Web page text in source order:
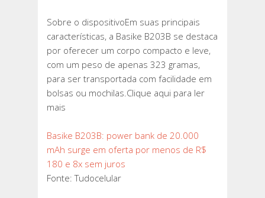
Sobre o dispositivoEm suas principais
características, a Basike B203B se destaca
por oferecer um corpo compacto e leve,
com um peso de apenas 323 gramas,
para ser transportada com facilidade em
bolsas ou mochilas.Clique aqui para ler
mais
Basike B203B: power bank de 20.000
mAh surge em oferta por menos de R$
180 e 8x sem juros
Fonte: Tudocelular